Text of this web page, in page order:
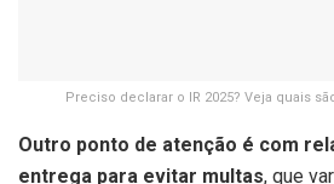
Preciso declarar o IR 2025? Veja quais
Outro ponto de atenção é com
entrega para evitar multas, que